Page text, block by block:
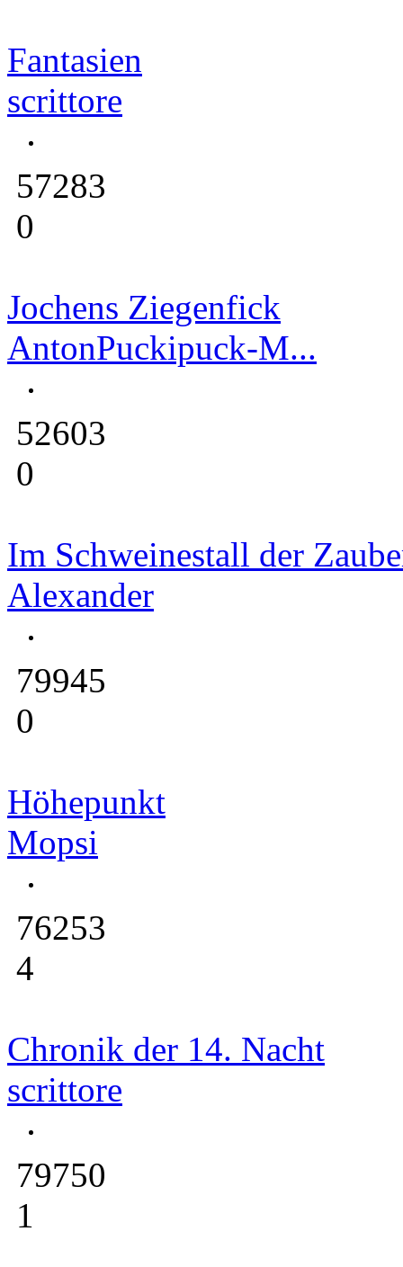
Fantasien
scrittore
57283
0
Jochens Ziegenfick
AntonPuckipuck-M...
52603
0
Im Schweinestall der
Alexander
79945
0
Höhepunkt
Mopsi
76253
4
Chronik der 14. Nacht
scrittore
79750
1